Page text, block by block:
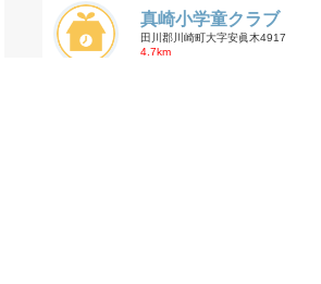
真崎小学童クラブ
田川郡川崎町大字安眞木4917
4.7km